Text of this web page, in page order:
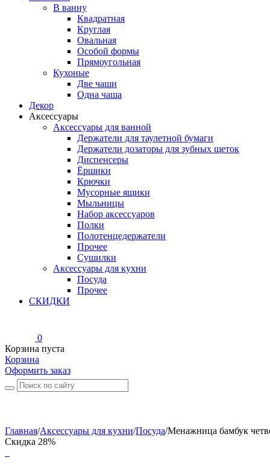
В ванну
Квадратная
Круглая
Овальная
Особой формы
Прямоугольная
Кухоные
Две чаши
Одна чаша
Декор
Аксессуары
Аксессуары для ванной
Держатели для таулетной бумаги
Держатели дозаторы для зубных щеток
Диспенсеры
Ёршики
Крючки
Мусорные ящики
Мыльницы
Набор аксессуаров
Полки
Полотенцедержатели
Прочее
Сушилки
Аксессуары для кухни
Посуда
Прочее
СКИДКИ
0
Корзина пуста
Корзина
Оформить заказ
Главная/Аксессуары для кухни/Посуда/Менажница бамбук
Скидка 28%